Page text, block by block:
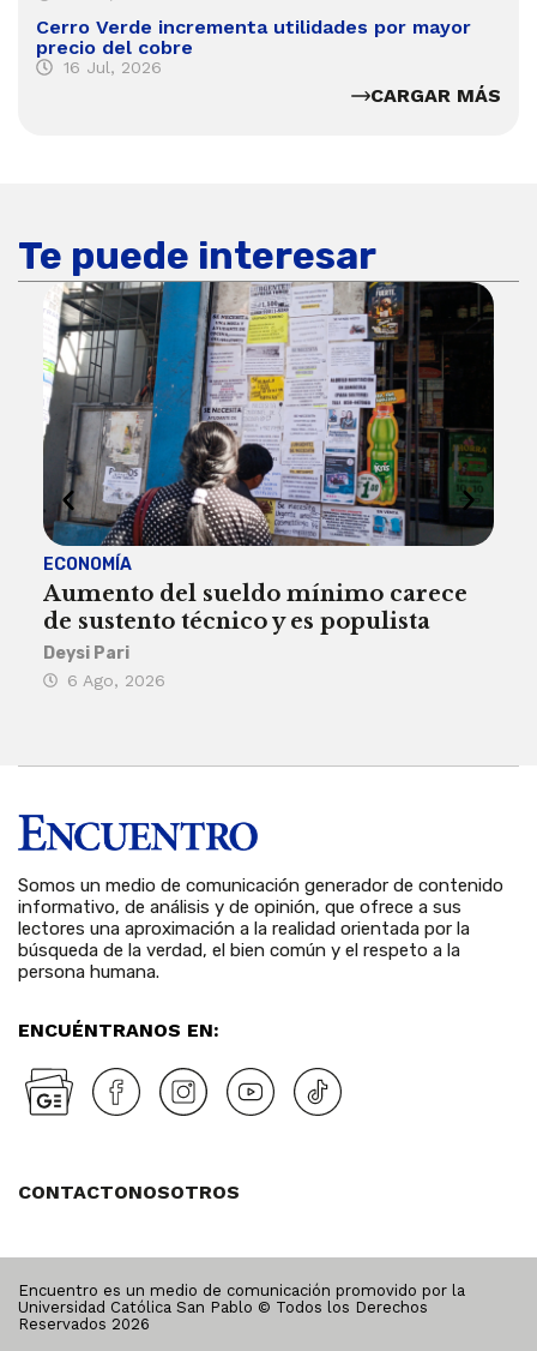
Cerro Verde incrementa utilidades por mayor
precio del cobre
16 Jul, 2026
CARGAR MÁS
Te puede interesar
ECONOMÍA
Aumento del sueldo mínimo carece
de sustento técnico y es populista
Deysi Pari
6 Ago, 2026
Somos un medio de comunicación generador de contenido
informativo, de análisis y de opinión, que ofrece a sus
lectores una aproximación a la realidad orientada por la
búsqueda de la verdad, el bien común y el respeto a la
persona humana.
ENCUÉNTRANOS EN:
CONTACTONOSOTROS
Encuentro es un medio de comunicación promovido por la
Universidad Católica San Pablo © Todos los Derechos
Reservados 2026